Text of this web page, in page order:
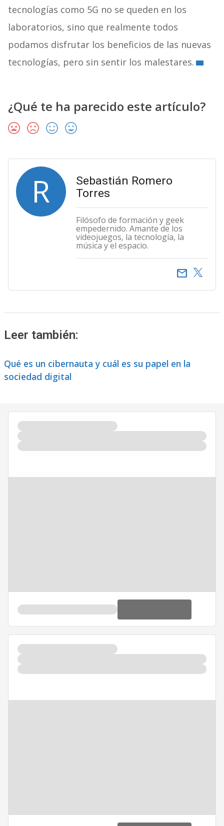
tecnologías como 5G no se queden en los
laboratorios, sino que realmente todos
podamos disfrutar los beneficios de las nuevas
tecnologías, pero sin sentir los malestares.
¿Qué te ha parecido este artículo?
R
Sebastián Romero
Torres
Filósofo de formación y geek
empedernido. Amante de los
videojuegos, la tecnología, la
música y el espacio.
email
Leer también:
Qué es un cibernauta y cuál es su papel en la
sociedad digital